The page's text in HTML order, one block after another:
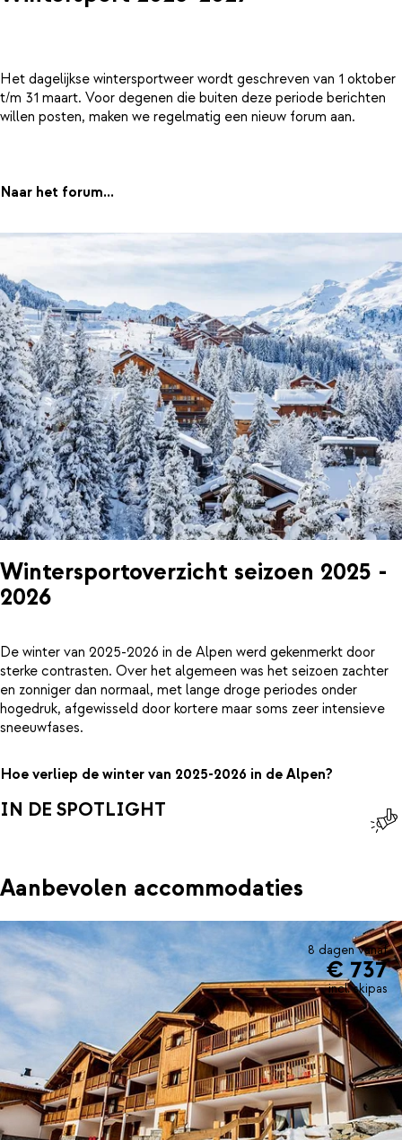
Het dagelijkse wintersportweer wordt geschreven van 1 oktober
t/m 31 maart. Voor degenen die buiten deze periode berichten
willen posten, maken we regelmatig een nieuw forum aan.
Naar het forum...
Wintersportoverzicht seizoen 2025 -
2026
De winter van 2025-2026 in de Alpen werd gekenmerkt door
sterke contrasten. Over het algemeen was het seizoen zachter
en zonniger dan normaal, met lange droge periodes onder
hogedruk, afgewisseld door kortere maar soms zeer intensieve
sneeuwfases.
Hoe verliep de winter van 2025-2026 in de Alpen?
IN DE SPOTLIGHT
Aanbevolen accommodaties
8 dagen vanaf
€ 737
incl. skipas